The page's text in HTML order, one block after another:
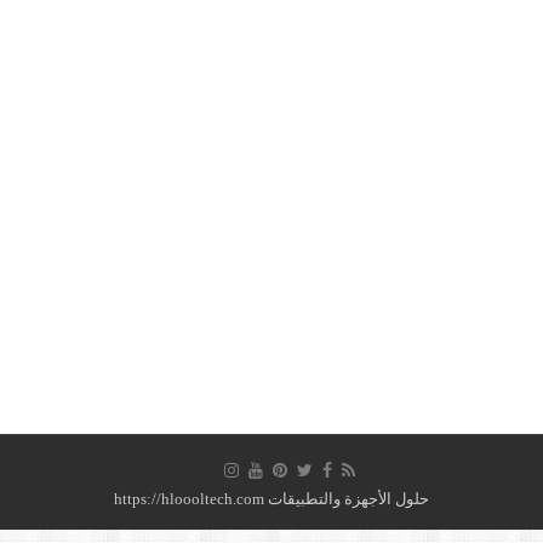
حلول الأجهزة والتطبيقات https://hloooltech.com